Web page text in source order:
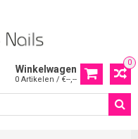
0
Winkelwagen
0 Artikelen / €--,--